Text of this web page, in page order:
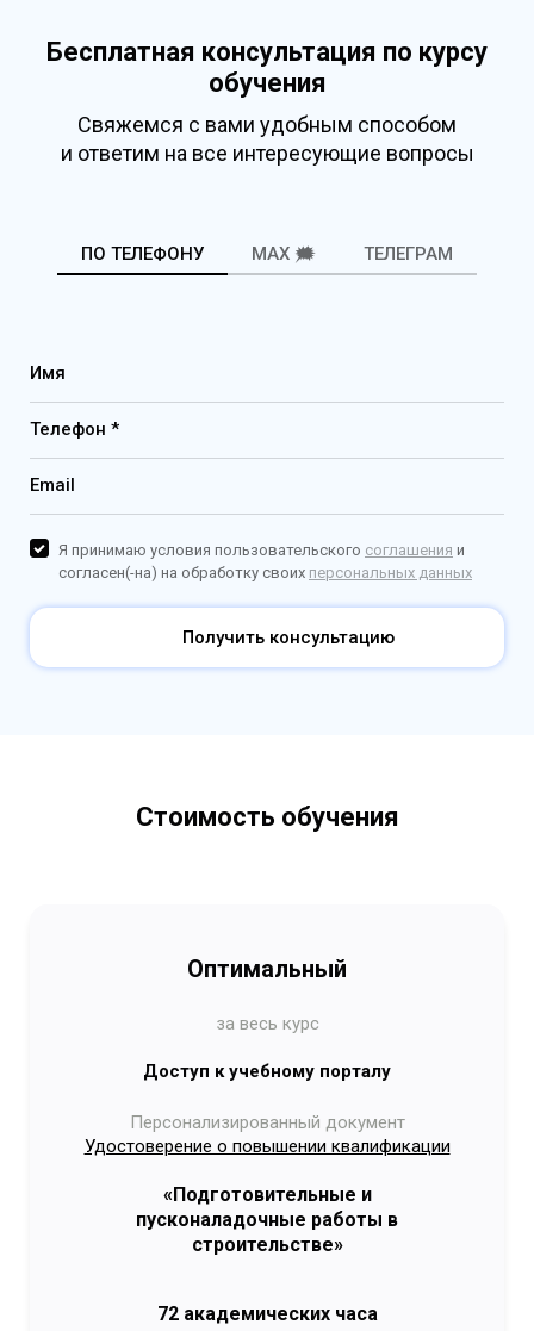
Бесплатная консультация по курсу
обучения
Свяжемся с вами удобным способом
и ответим на все интересующие вопросы
ПО ТЕЛЕФОНУ MAX 🗯️ ТЕЛЕГРАМ
Имя
Телефон *
Email
Получить консультацию
Я принимаю условия пользовательского соглашения и
согласен(-на) на обработку своих персональных данных
Стоимость обучения
Оптимальный
за весь курс
Доступ к учебному порталу
Персонализированный документ
Удостоверение о повышении квалификации
«Подготовительные и
пусконаладочные работы в
строительстве»
72 академических часа